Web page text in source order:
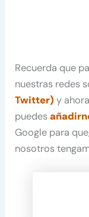
Recuerda que
nuestras redes
Twitter) y
puedes
Google para
nosotros